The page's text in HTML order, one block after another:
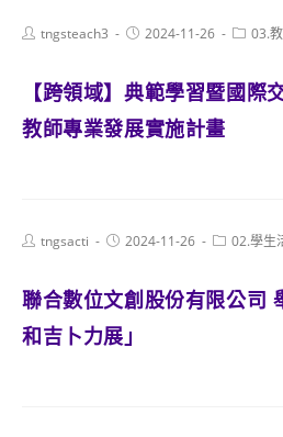
Posttngsteach3
Post2024-11-26
Post03.
【跨領域】典範學習暨國
教師專業發展實施計畫
Posttngsacti
Post2024-11-26
Post02.學生
聯合數位文創股份有限公司
和吉卜力展」